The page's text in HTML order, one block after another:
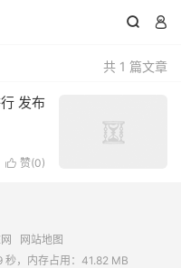
 
共 1 篇文章
发布
 赞(0)
网站地图
，内存占用：41.82 MB